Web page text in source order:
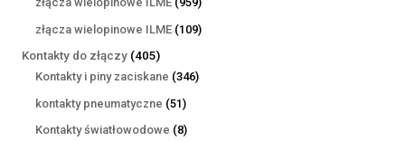
produktów
złącza wielopinowe ILME 109109
Kontakty do złączy 405405
produktów
Kontakty i piny zaciskane 346346
kontakty pneumatyczne 5151
produktów
Kontakty światłowodowe 88